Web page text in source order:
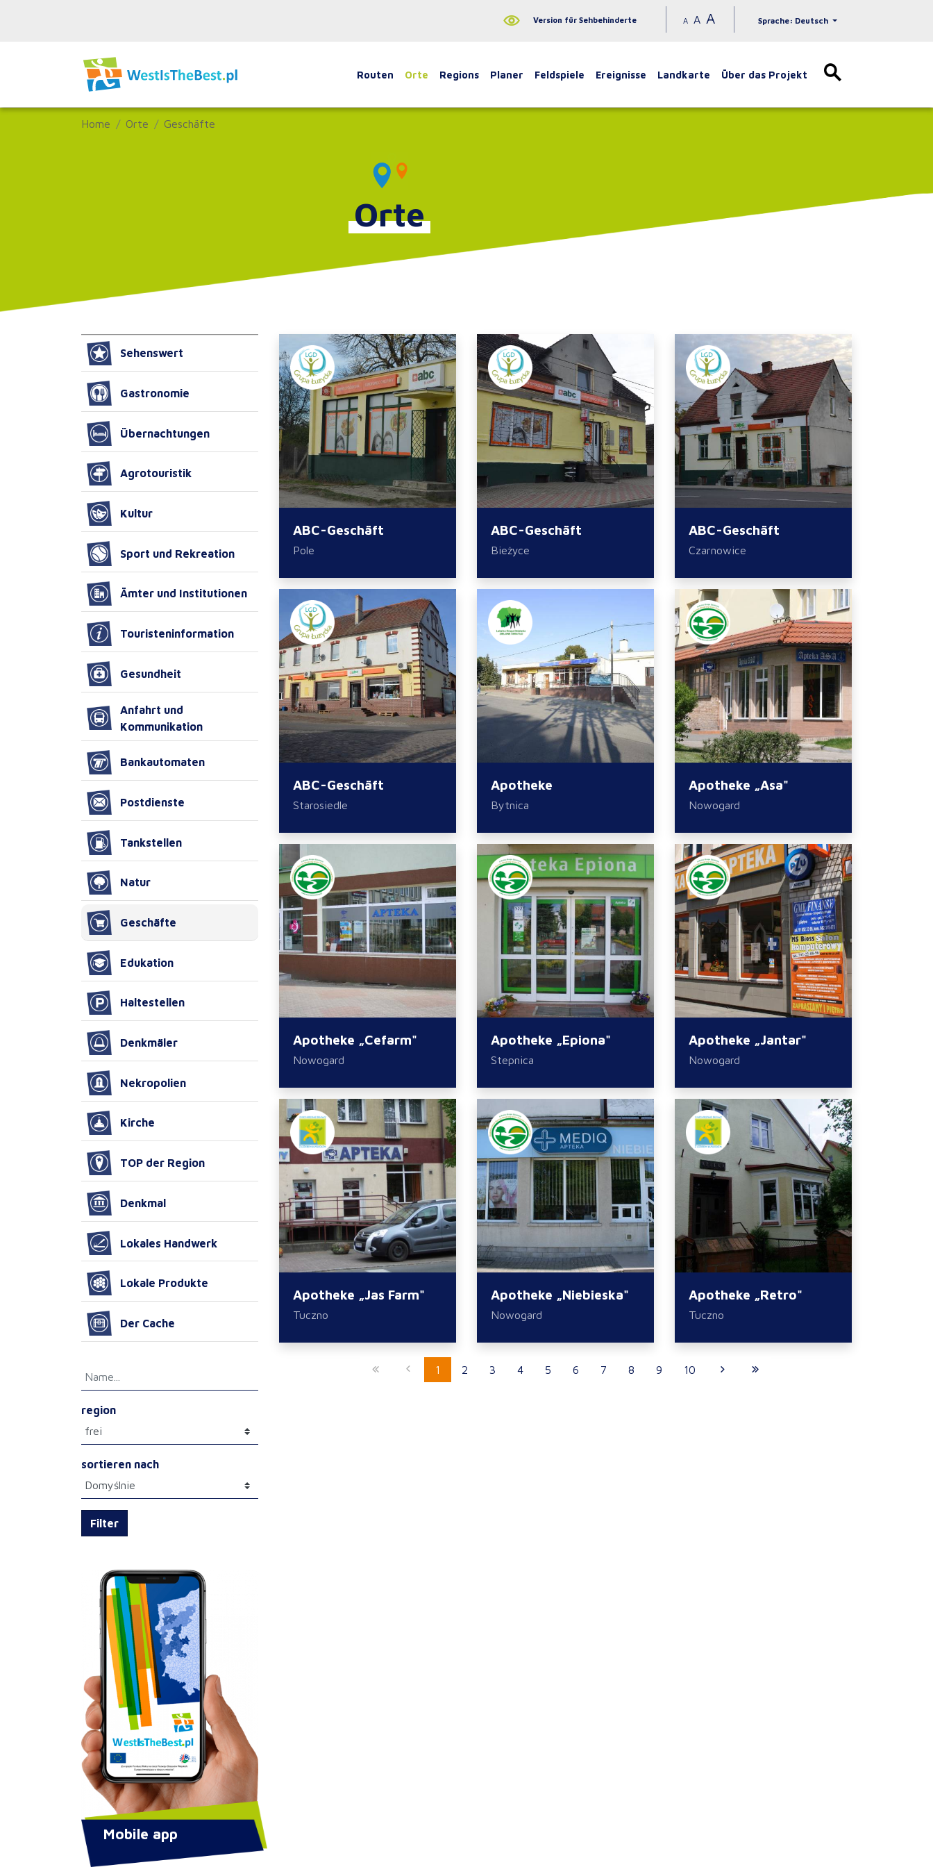
Version für Sehbehinderte A A A Sprache: Deutsch
Routen Orte Regions Planer Feldspiele Ereignisse Landkarte Über das Projekt
Home Orte Geschäfte
Orte
ABC-Geschäft
Pole
ABC-Geschäft
Bieżyce
ABC-Geschäft
Czarnowice
ABC-Geschäft
Starosiedle
Apotheke
Bytnica
Apotheke „Asa"
Nowogard
Apotheke „Cefarm"
Nowogard
Apotheke „Epiona"
Stepnica
Apotheke „Jantar"
Nowogard
Apotheke „Jas Farm"
Tuczno
Apotheke „Niebieska"
Nowogard
Apotheke „Retro"
Tuczno
1 2 3 4 5 6 7 8 9 10
Sehenswert
Gastronomie
Übernachtungen
Agrotouristik
Kultur
Sport und Rekreation
Ämter und Institutionen
Touristeninformation
Gesundheit
Anfahrt und
Kommunikation
Bankautomaten
Postdienste
Tankstellen
Natur
Geschäfte
Edukation
Haltestellen
Denkmäler
Nekropolien
Kirche
TOP der Region
Denkmal
Lokales Handwerk
Lokale Produkte
Der Cache
region
sortieren nach
Filter
Mobile app